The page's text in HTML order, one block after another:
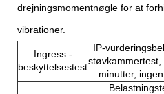
drejningsmomentnøgle for at
vibrationer.
Ingress -
beskyttelsestest
IP-
minutter,